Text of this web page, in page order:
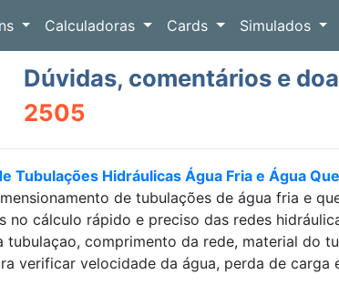
Calculadoras Cards Simulados
Dúvidas, comentários e
2505
Tubulações Hidráulicas Água Fria e Água
de tubulações de água fria e
no cálculo rápido e preciso das redes
comprimento da rede, material do
verificar velocidade da água, perda de carga